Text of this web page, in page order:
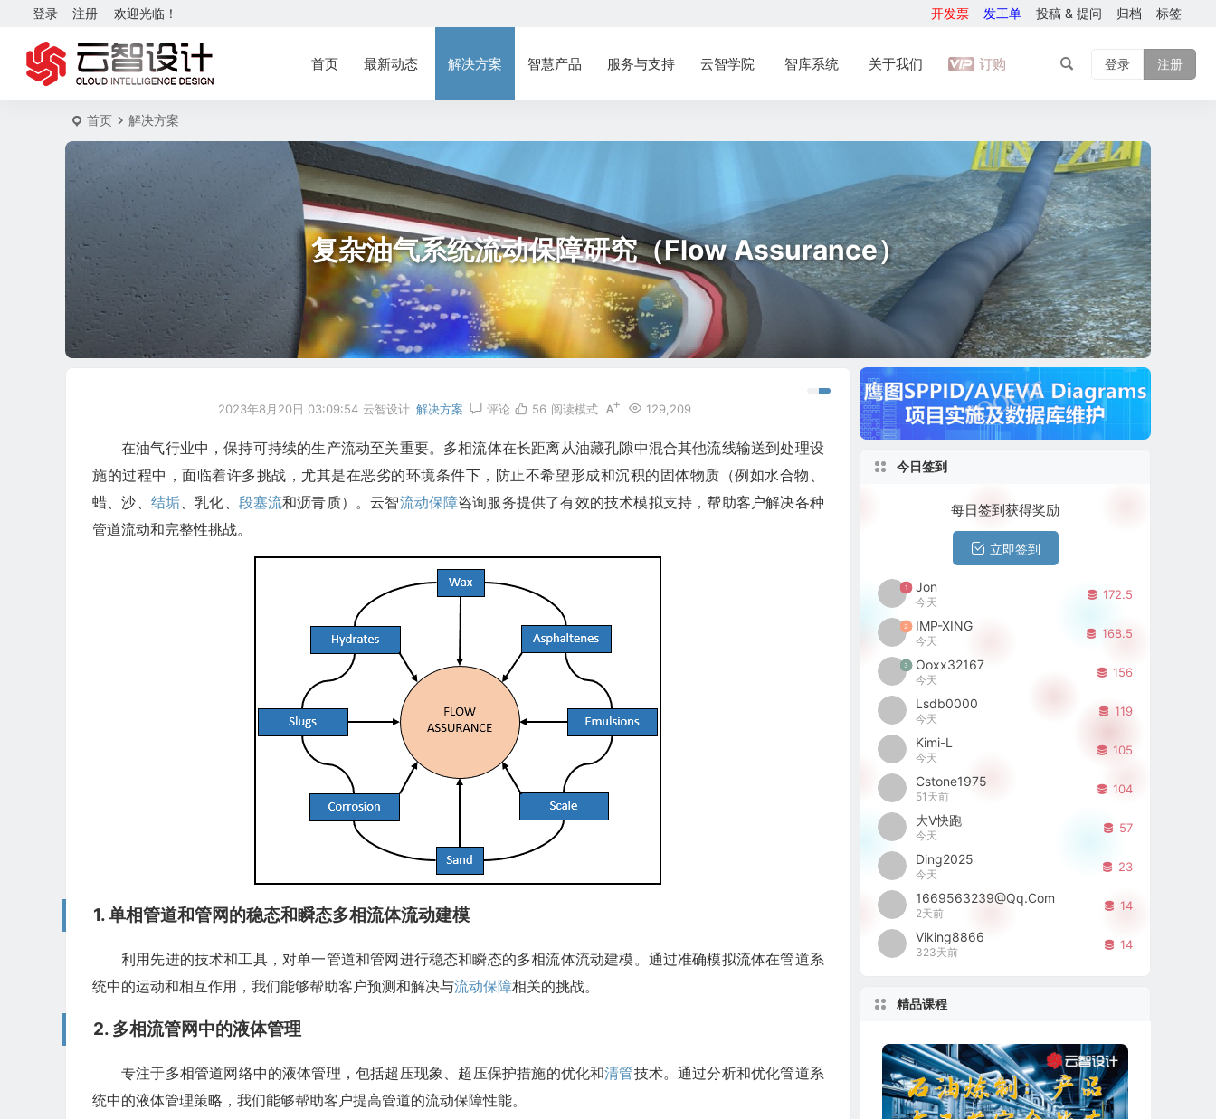
欢迎光临！
登录 注册 开发票 发工单 投稿 & 提问 归档 标签
首页 最新动态 解决方案 智慧产品 服务与支持 云智学院 智库系统 关于我们 订购 登录 注册
首页 解决方案
复杂油气系统流动保障研究（Flow Assurance）
2023年8月20日 03:09:54 云智设计 解决方案 评论 129,209
56 阅读模式
在油气行业中，保持可持续的生产流动至关重要。多相流体在长距离从油藏孔隙中混合其他流线输送到处理设
施的过程中，面临着许多挑战，尤其是在恶劣的环境条件下，防止不希望形成和沉积的固体物质（例如水合物、
蜡、沙、 结垢、乳化、 段塞流和沥青质）。云智流动保障咨询服务提供了有效的技术模拟支持，帮助客户解决各种
管道流动和完整性挑战。
1. 单相管道和管网的稳态和瞬态多相流体流动建模
利用先进的技术和工具，对单一管道和管网进行稳态和瞬态的多相流体流动建模。通过准确模拟流体在管道系
统中的运动和相互作用，我们能够帮助客户预测和解决与流动保障相关的挑战。
2. 多相流管网中的液体管理
专注于多相管道网络中的液体管理，包括超压现象、超压保护措施的优化和清管技术。通过分析和优化管道系
统中的液体管理策略，我们能够帮助客户提高管道的流动保障性能。
今日签到
每日签到获得奖励
立即签到
1 Jon
今天
172.5
2 IMP-XING
今天
168.5
3 Ooxx32167
今天
156
Lsdb0000
今天
119
Kimi-L
今天
105
Cstone1975
51天前
104
大V快跑
今天
57
Ding2025
今天
23
1669563239@qq.com
2天前
14
Viking8866
323天前
14
精品课程